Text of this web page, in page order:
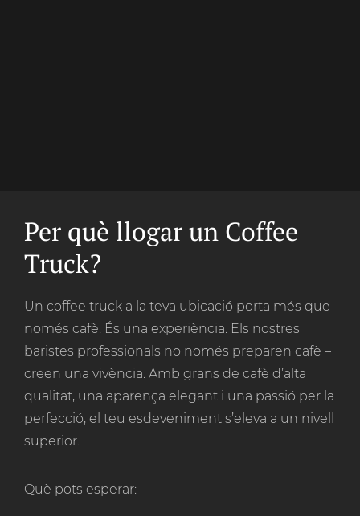
Per què llogar un Coffee
Truck?
Un coffee truck a la teva ubicació porta més que
només cafè. És una experiència. Els nostres
baristes professionals no només preparen cafè –
creen una vivència. Amb grans de cafè d’alta
qualitat, una aparença elegant i una passió per la
perfecció, el teu esdeveniment s’eleva a un nivell
superior.
Què pots esperar: